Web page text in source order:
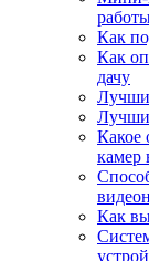
Как
Как
дачу
Какое
камер
Как